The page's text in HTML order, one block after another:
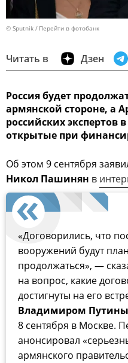
© Sputnik Перейти в фотобанк
Читать в Дзен
Россия будет
армянской стороне, а
российских экспертов
открытые при
Об этом 9 сентября
Никол Пашинян в
«Договорились, что
вооружений будут
продолжаться», —
на вопрос, какие
достигнуты на его
Владимиром
8 сентября в Москве.
анонсировал
армянского